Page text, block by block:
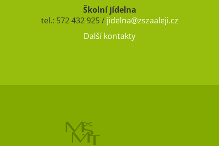
Školní jídelna
tel.: 572 432 925 / jidelna@zszaaleji.cz
Další kontakty